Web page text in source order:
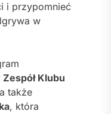
i przypomnieć
w
Zespół Klubu
także
, która